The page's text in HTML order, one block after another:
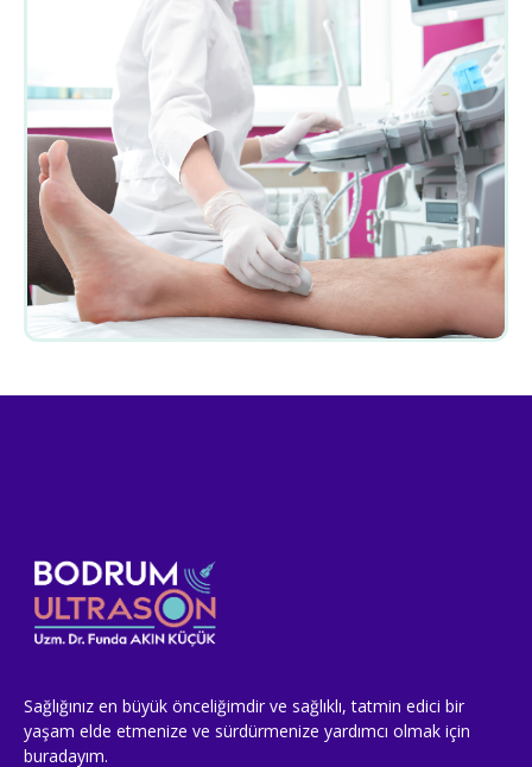
Sağlığınız en büyük önceliğimdir ve sağlıklı, tatmin edici bir
yaşam elde etmenize ve sürdürmenize yardımcı olmak için
buradayım.